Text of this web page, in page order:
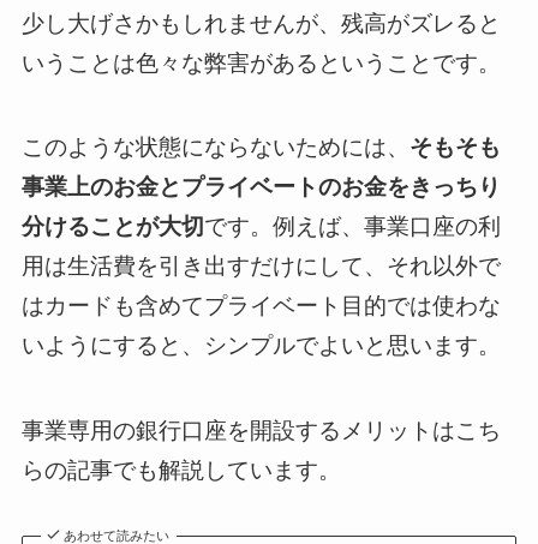
少し大げさかもしれませんが、残高がズレると
いうことは色々な弊害があるということです。
このような状態にならないためには、 そもそも
事業上のお金とプライベートのお金をきっちり
分けることが大切です。例えば、事業口座の利
用は生活費を引き出すだけにして、それ以外で
はカードも含めてプライベート目的では使わな
いようにすると、シンプルでよいと思います。
事業専用の銀行口座を開設するメリットはこち
らの記事でも解説しています。
あわせて読みたい